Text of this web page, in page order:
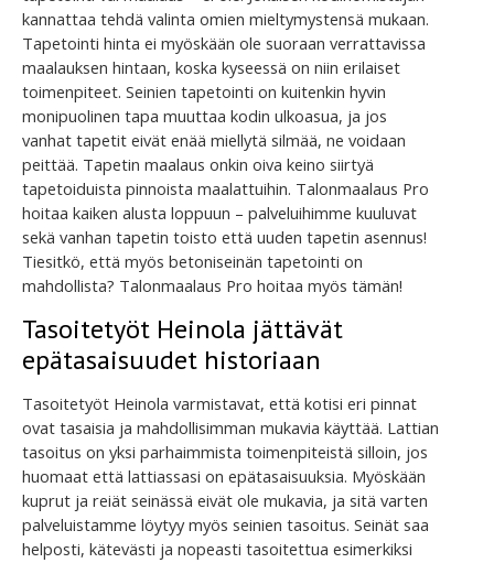
kannattaa tehdä valinta omien mieltymystensä mukaan.
Tapetointi hinta ei myöskään ole suoraan verrattavissa
maalauksen hintaan, koska kyseessä on niin erilaiset
toimenpiteet. Seinien tapetointi on kuitenkin hyvin
monipuolinen tapa muuttaa kodin ulkoasua, ja jos
vanhat tapetit eivät enää miellytä silmää, ne voidaan
peittää. Tapetin maalaus onkin oiva keino siirtyä
tapetoiduista pinnoista maalattuihin. Talonmaalaus Pro
hoitaa kaiken alusta loppuun – palveluihimme kuuluvat
sekä vanhan tapetin toisto että uuden tapetin asennus!
Tiesitkö, että myös betoniseinän tapetointi on
mahdollista? Talonmaalaus Pro hoitaa myös tämän!
Tasoitetyöt Heinola jättävät
epätasaisuudet historiaan
Tasoitetyöt Heinola varmistavat, että kotisi eri pinnat
ovat tasaisia ja mahdollisimman mukavia käyttää. Lattian
tasoitus on yksi parhaimmista toimenpiteistä silloin, jos
huomaat että lattiassasi on epätasaisuuksia. Myöskään
kuprut ja reiät seinässä eivät ole mukavia, ja sitä varten
palveluistamme löytyy myös seinien tasoitus. Seinät saa
helposti, kätevästi ja nopeasti tasoitettua esimerkiksi